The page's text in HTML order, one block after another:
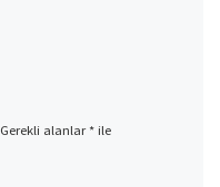
Gerekli alanlar*ile